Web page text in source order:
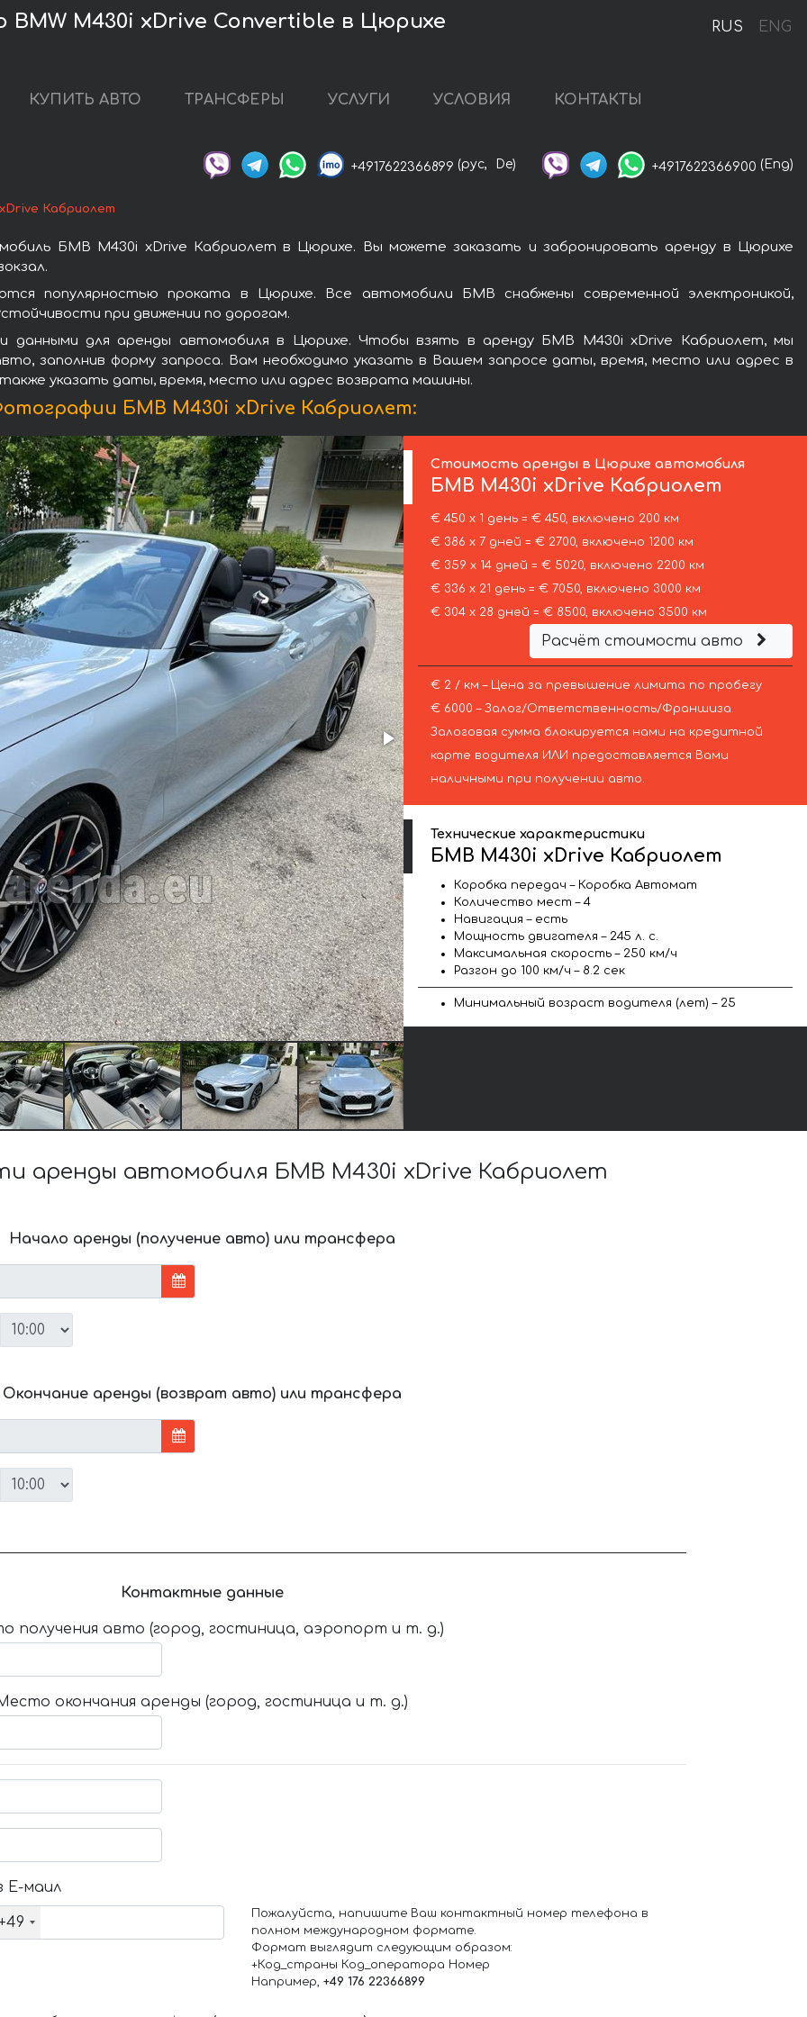
RUS ENG
M430i xDrive Convertible в Цюрихе
КУПИТЬ АВТО ТРАНСФЕРЫ УСЛУГИ УСЛОВИЯ КОНТАКТЫ
+4917622366899 (рус, De) +4917622366900 (Eng)
Кабриолет
БМВ M430i xDrive Кабриолет в Цюрихе. Вы можете заказать и забронировать аренду в Цюрихе
популярностью проката в Цюрихе. Все автомобили БМВ снабжены современной электроникой,
при движении по дорогам.
данными для аренды автомобиля в Цюрихе. Чтобы взять в аренду БМВ M430i xDrive Кабриолет, мы
заполнив форму запроса. Вам необходимо указать в Вашем запросе даты, время, место или адрес в
указать даты, время, место или адрес возврата машины.
БМВ M430i xDrive Кабриолет:
Стоимость аренды в Цюрихе автомобиля
БМВ M430i xDrive Кабриолет
€ 450 х 1 день = € 450, включено 200 км
€ 386 х 7 дней = € 2700, включено 1200 км
€ 359 х 14 дней = € 5020, включено 2200 км
€ 336 х 21 день = € 7050, включено 3000 км
€ 304 х 28 дней = € 8500, включено 3500 км
Расчёт стоимости авто
€ 2 / км – Цена за превышение лимита по пробегу
€ 6000 – Залог/Ответственность/Франшиза.
Залоговая сумма блокируется нами на кредитной
карте водителя ИЛИ предоставляется Вами
наличными при получении авто.
Технические характеристики
БМВ M430i xDrive Кабриолет
Коробка передач – Коробка Автомат
Количество мест – 4
Навигация – есть
Мощность двигателя – 245 л. с.
Максимальная скорость – 250 км/ч
Разгон до 100 км/ч – 8.2 сек
Минимальный возраст водителя (лет) – 25
аренды автомобиля БМВ M430i xDrive Кабриолет
Начало аренды (получение авто) или трансфера
Окончание аренды (возврат авто) или трансфера
Контактные данные
получения авто (город, гостиница, аэропорт и т. д.)
окончания аренды (город, гостиница и т. д.)
Е-маил
Пожалуйста, напишите Ваш контактный номер телефона в
полном международном формате.
Формат выглядит следующим образом:
+Код_страны Код_оператора Номер
Например, +49 176 22366899